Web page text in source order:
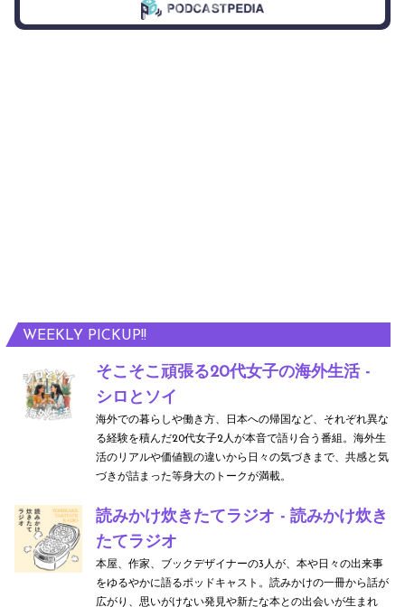
WEEKLY PICKUP!!
そこそこ頑張る20代女子の海外生活 -
シロとソイ
海外での暮らしや働き方、日本への帰国など、それぞれ異な
る経験を積んだ20代女子2人が本音で語り合う番組。海外生
活のリアルや価値観の違いから日々の気づきまで、共感と気
づきが詰まった等身大のトークが満載。
読みかけ炊きたてラジオ - 読みかけ炊き
たてラジオ
本屋、作家、ブックデザイナーの3人が、本や日々の出来事
をゆるやかに語るポッドキャスト。読みかけの一冊から話が
広がり、思いがけない発見や新たな本との出会いが生まれ